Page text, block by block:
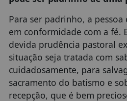
Para ser padrinho, a
em conformidade com a fé.
devida prudência pastoral
situação seja tratada com
cuidadosamente, para
sacramento do batismo e
recepção, que é bem